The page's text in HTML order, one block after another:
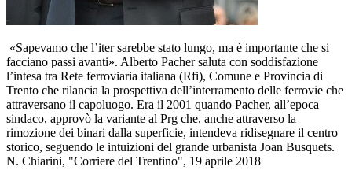
«Sapevamo che l’iter sarebbe stato lungo, ma è importante che si
facciano passi avanti». Alberto Pacher saluta con soddisfazione
l’intesa tra Rete ferroviaria italiana (Rfi), Comune e Provincia di
Trento che rilancia la prospettiva dell’interramento delle ferrovie che
attraversano il capoluogo. Era il 2001 quando Pacher, all’epoca
sindaco, approvò la variante al Prg che, anche attraverso la
rimozione dei binari dalla superficie, intendeva ridisegnare il centro
storico, seguendo le intuizioni del grande urbanista Joan Busquets.
N. Chiarini, "Corriere del Trentino", 19 aprile 2018